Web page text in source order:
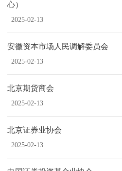
心）
2025-02-13
安徽资本市场人民调解委员会
2025-02-13
北京期货商会
2025-02-13
北京证券业协会
2025-02-13